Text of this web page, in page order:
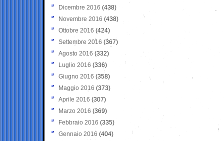
Dicembre 2016 (438)
Novembre 2016 (438)
Ottobre 2016 (424)
Settembre 2016 (367)
Agosto 2016 (332)
Luglio 2016 (336)
Giugno 2016 (358)
Maggio 2016 (373)
Aprile 2016 (307)
Marzo 2016 (369)
Febbraio 2016 (335)
Gennaio 2016 (404)